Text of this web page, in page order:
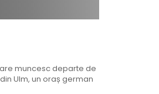
muncesc departe de
Ulm, un oraș german